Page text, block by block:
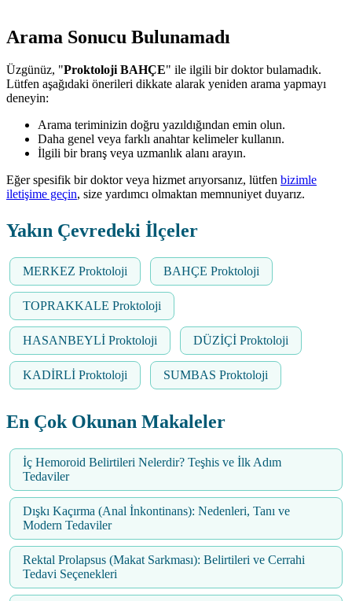
Arama Sonucu Bulunamadı
Üzgünüz, "Proktoloji BAHÇE" ile ilgili bir doktor bulamadık.
Lütfen aşağıdaki önerileri dikkate alarak yeniden arama yapmayı
deneyin:
Arama teriminizin doğru yazıldığından emin olun.
Daha genel veya farklı anahtar kelimeler kullanın.
İlgili bir branş veya uzmanlık alanı arayın.
Eğer spesifik bir doktor veya hizmet arıyorsanız, lütfen bizimle
iletişime geçin, size yardımcı olmaktan memnuniyet duyarız.
Yakın Çevredeki İlçeler
MERKEZ Proktoloji BAHÇE Proktoloji
TOPRAKKALE Proktoloji
HASANBEYLİ Proktoloji DÜZİÇİ Proktoloji
KADİRLİ Proktoloji SUMBAS Proktoloji
En Çok Okunan Makaleler
İç Hemoroid Belirtileri Nelerdir? Teşhis ve İlk Adım
Tedaviler
Dışkı Kaçırma (Anal İnkontinans): Nedenleri, Tanı ve
Modern Tedaviler
Rektal Prolapsus (Makat Sarkması): Belirtileri ve Cerrahi
Tedavi Seçenekleri